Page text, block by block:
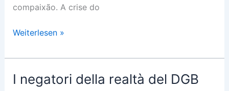
compaixão. A crise do
Os
da
realidade
da
Weiterlesen »
I negatori della realtà del DGB